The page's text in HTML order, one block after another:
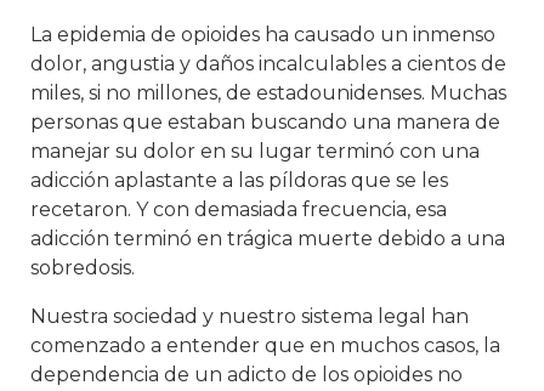
La epidemia de opioides ha causado un inmenso
dolor, angustia y daños incalculables a cientos de
miles, si no millones, de estadounidenses. Muchas
personas que estaban buscando una manera de
manejar su dolor en su lugar terminó con una
adicción aplastante a las píldoras que se les
recetaron. Y con demasiada frecuencia, esa
adicción terminó en trágica muerte debido a una
sobredosis.
Nuestra sociedad y nuestro sistema legal han
comenzado a entender que en muchos casos, la
dependencia de un adicto de los opioides no